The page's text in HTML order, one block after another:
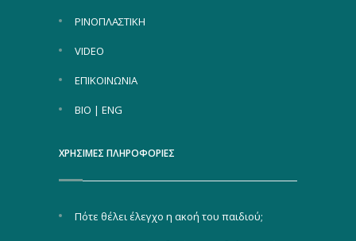
ΡΙΝΟΠΛΑΣΤΙΚΗ
VIDEO
ΕΠΙΚΟΙΝΩΝΙΑ
BIO | ENG
ΧΡΗΣΙΜΕΣ ΠΛΗΡΟΦΟΡΙΕΣ
Πότε θέλει έλεγχο η ακοή του παιδιού;